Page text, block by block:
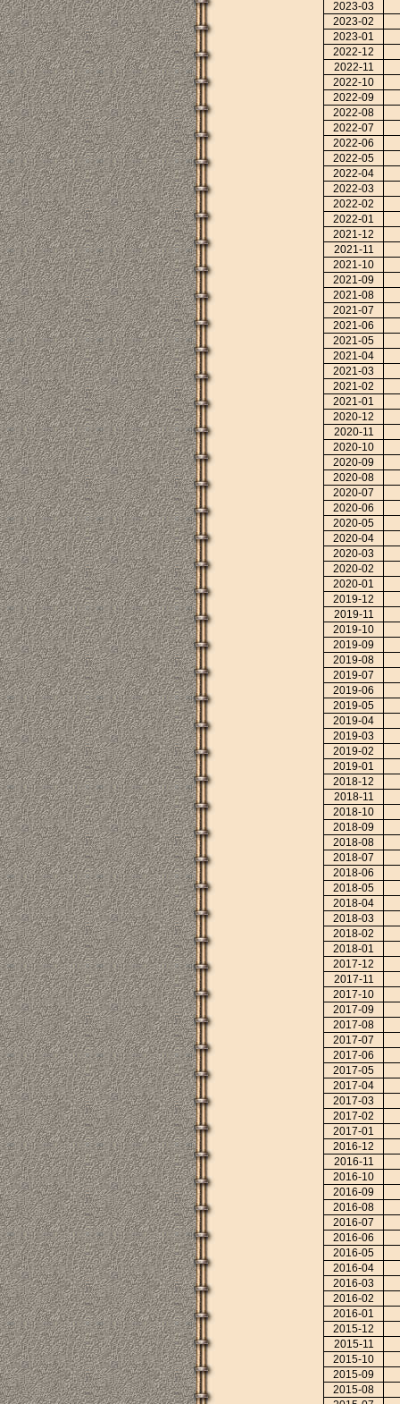
2023-03
2023-02
2023-01
2022-12
2022-11
2022-10
2022-09
2022-08
2022-07
2022-06
2022-05
2022-04
2022-03
2022-02
2022-01
2021-12
2021-11
2021-10
2021-09
2021-08
2021-07
2021-06
2021-05
2021-04
2021-03
2021-02
2021-01
2020-12
2020-11
2020-10
2020-09
2020-08
2020-07
2020-06
2020-05
2020-04
2020-03
2020-02
2020-01
2019-12
2019-11
2019-10
2019-09
2019-08
2019-07
2019-06
2019-05
2019-04
2019-03
2019-02
2019-01
2018-12
2018-11
2018-10
2018-09
2018-08
2018-07
2018-06
2018-05
2018-04
2018-03
2018-02
2018-01
2017-12
2017-11
2017-10
2017-09
2017-08
2017-07
2017-06
2017-05
2017-04
2017-03
2017-02
2017-01
2016-12
2016-11
2016-10
2016-09
2016-08
2016-07
2016-06
2016-05
2016-04
2016-03
2016-02
2016-01
2015-12
2015-11
2015-10
2015-09
2015-08